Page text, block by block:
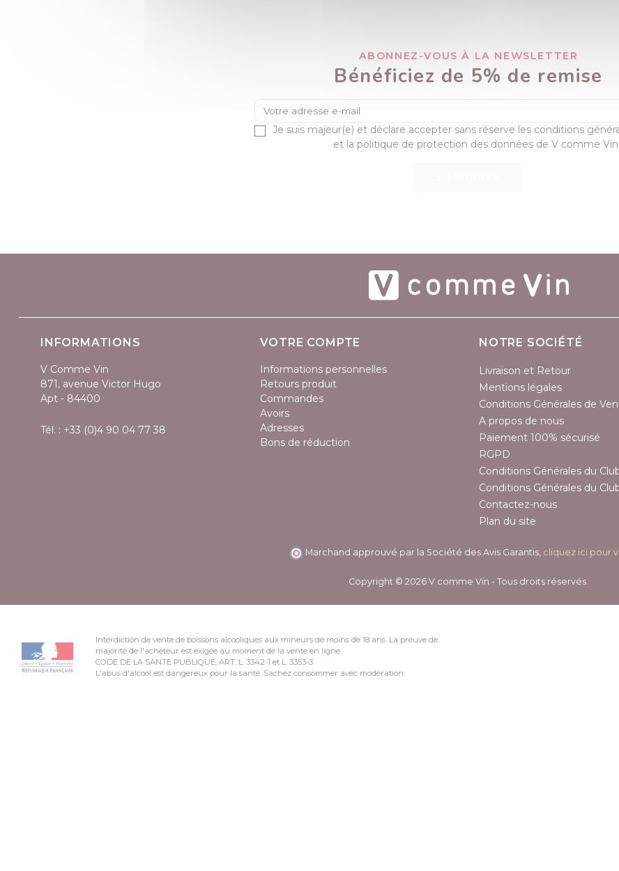
ABONNEZ-VOUS À LA NEWSLETTER
Bénéficiez de 5% de remise
Je suis majeur(e) et déclare accepter sans réserve les conditions
et la politique de protection des données de V comme Vin.
INFORMATIONS
V Comme Vin
871, avenue Victor Hugo
Apt - 84400
Tél. : +33 (0)4 90 04 77 38
VOTRE COMPTE
Informations personnelles
Retours produit
Commandes
Avoirs
Adresses
Bons de réduction
NOTRE SOCIÉTÉ
Livraison et Retour
Mentions légales
Conditions Générales de
A propos de nous
Paiement 100% sécurisé
RGPD
Conditions Générales du
Conditions Générales du
Contactez-nous
Plan du site
Marchand approuvé par la Société des Avis Garantis, cliquez ici pour
Copyright © 2026 V comme Vin - Tous droits réservés.
Interdiction de vente de boissons alcooliques aux mineurs de moins de 18 ans. La preuve de
majorité de l'acheteur est exigée au moment de la vente en ligne.
CODE DE LA SANTE PUBLIQUE, ART. L. 3342-1 et L. 3353-3
L'abus d'alcool est dangereux pour la santé. Sachez consommer avec modération.